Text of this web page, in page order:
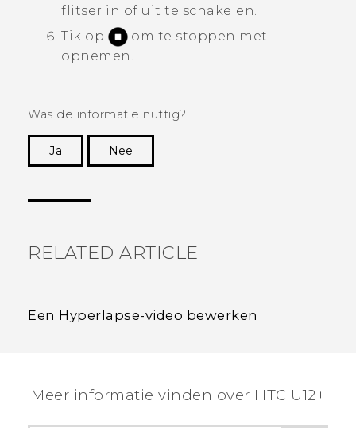
flitser in of uit te schakelen.
Tik op
om te stoppen met
opnemen.
Was de informatie nuttig?
Ja
Nee
RELATED ARTICLE
Een Hyperlapse-video bewerken
Meer informatie vinden over HTC U12+